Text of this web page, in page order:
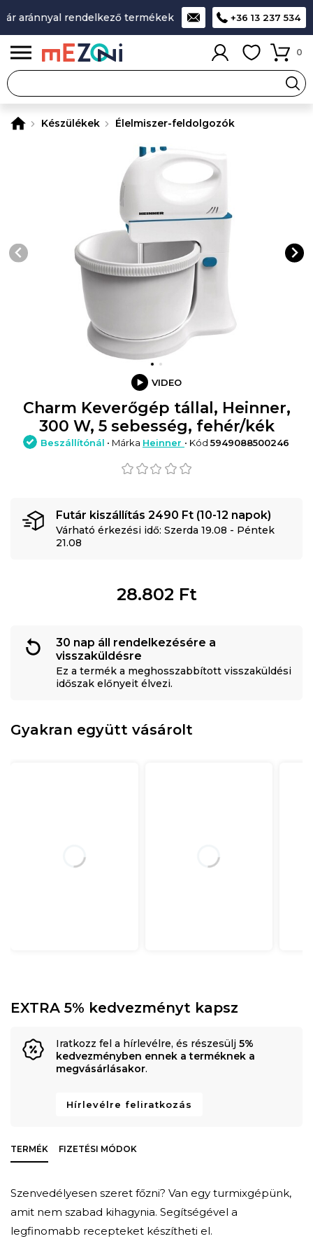
aránnyal rendelkező termékek A legjobb design-minőség-
+36 13 237 534
0
Készülékek Élelmiszer-feldolgozók
VIDEO
Charm Keverőgép tállal, Heinner,
300 W, 5 sebesség, fehér/kék
Beszállítónál • Márka Heinner • Kód5949088500246
Futár kiszállítás 2490 Ft (10-12 napok)
Várható érkezési idő: Szerda 19.08 - Péntek
21.08
28.802 Ft
30 nap áll rendelkezésére a
visszaküldésre
Ez a termék a meghosszabbított visszaküldési
időszak előnyeit élvezi.
Gyakran együtt vásárolt
EXTRA 5% kedvezményt kapsz
Iratkozz fel a hírlevélre, és részesülj 5%
kedvezményben ennek a terméknek a
megvásárlásakor.
Hírlevélre feliratkozás
TERMÉK FIZETÉSI MÓDOK
Szenvedélyesen szeret főzni? Van egy turmixgépünk,
amit nem szabad kihagynia. Segítségével a
legfinomabb recepteket készítheti el.